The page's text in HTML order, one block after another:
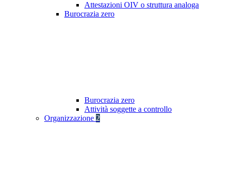
Attestazioni OIV o struttura analoga
Burocrazia zero
Burocrazia zero
Attività soggette a controllo
Organizzazione 2